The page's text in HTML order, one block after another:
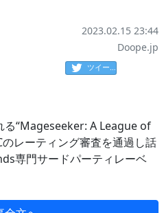
2023.02.15 23:44
Doope.jp
ツイート
る“Mageseeker: A League of
レーティング審査を通過し話
専門サードパーティレーベ